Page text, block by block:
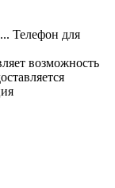
Телефон для
возможность